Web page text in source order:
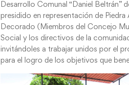
Desarrollo Comunal “Daniel
presidido en representación de
Decorado (Miembros del Concejo
Social y los directivos de la
invitándoles a trabajar unidos por el
para el logro de los objetivos que